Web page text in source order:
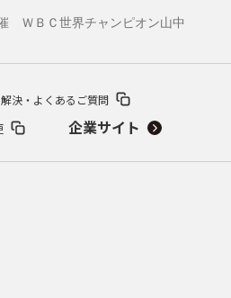
ＷＢＣ世界チャンピオン山中
決・よくあるご質問
企業サイト